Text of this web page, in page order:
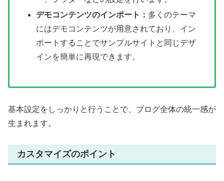
デモコンテンツのインポート： 多くのテーマ
にはデモコンテンツが用意されており、イン
ポートすることでサンプルサイトと同じデザ
インを簡単に再現できます。
基本設定をしっかりと行うことで、ブログ全体の統一感が
生まれます。
カスタマイズのポイント